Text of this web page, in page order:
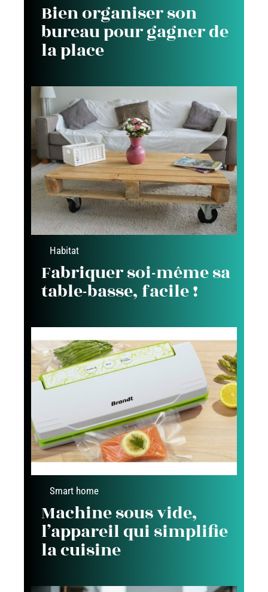
Bien organiser son
bureau pour gagner de
la place
Habitat
Fabriquer soi-même sa
table-basse, facile !
Smart home
Machine sous vide,
l’appareil qui simplifie
la cuisine